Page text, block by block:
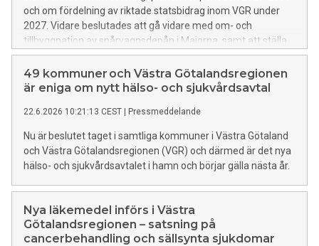
och om fördelning av riktade statsbidrag inom VGR under
2027. Vidare beslutades att gå vidare med om- och
tillbyggnation av spårvagnsdepån i Majorna, samt att ställa
sig positiv till att VGR bidrar till etableringen av Göteborgs
judiska kunskapscenter.
49 kommuner och Västra Götalandsregionen
är eniga om nytt hälso- och sjukvårdsavtal
22.6.2026 10:21:13 CEST | Pressmeddelande
Nu är beslutet taget i samtliga kommuner i Västra Götaland
och Västra Götalandsregionen (VGR) och därmed är det nya
hälso- och sjukvårdsavtalet i hamn och börjar gälla nästa år.
Nya läkemedel införs i Västra
Götalandsregionen – satsning på
cancerbehandling och sällsynta sjukdomar